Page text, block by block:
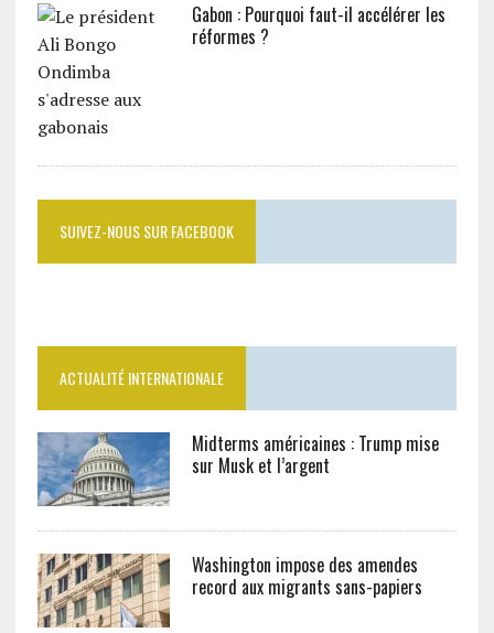
Gabon : Pourquoi faut-il accélérer les
réformes ?
SUIVEZ-NOUS SUR FACEBOOK
ACTUALITÉ INTERNATIONALE
Midterms américaines : Trump mise
sur Musk et l’argent
Washington impose des amendes
record aux migrants sans-papiers